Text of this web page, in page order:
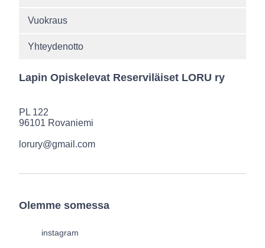
Vuokraus
Yhteydenotto
Lapin Opiskelevat Reserviläiset LORU ry
PL 122
96101 Rovaniemi
lorury@gmail.com
Olemme somessa
instagram